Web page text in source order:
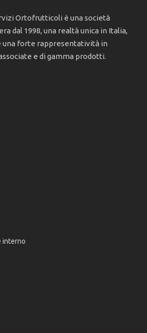
Ortofrutticoli è una società
dal 1998, una realtà unica in Italia,
una forte rappresentatività in
e di gamma prodotti.
interno